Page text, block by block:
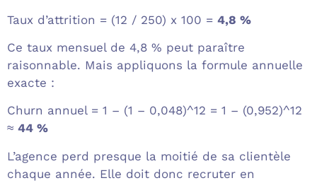
Taux d’attrition = (12 / 250) x 100 = 4,8 %
Ce taux mensuel de 4,8 % peut paraître
raisonnable. Mais appliquons la formule annuelle
exacte :
Churn annuel = 1 – (1 – 0,048)^12 = 1 – (0,952)^12
≈ 44 %
L’agence perd presque la moitié de sa clientèle
chaque année. Elle doit donc recruter en